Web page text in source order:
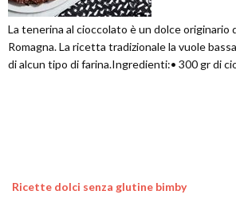
La tenerina al cioccolato è un dolce originario
Romagna. La ricetta tradizionale la vuole
di alcun tipo di farina.Ingredienti:• 300 gr di
Ricette dolci senza glutine bimby